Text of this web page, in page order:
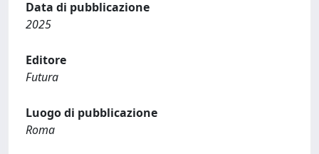
Data di pubblicazione
2025
Editore
Futura
Luogo di pubblicazione
Roma